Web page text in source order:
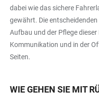
dabei wie das sichere
gewährt. Die
Aufbau und der Pflege
Kommunikation und in der
Seiten.
WIE GEHEN SIE MIT